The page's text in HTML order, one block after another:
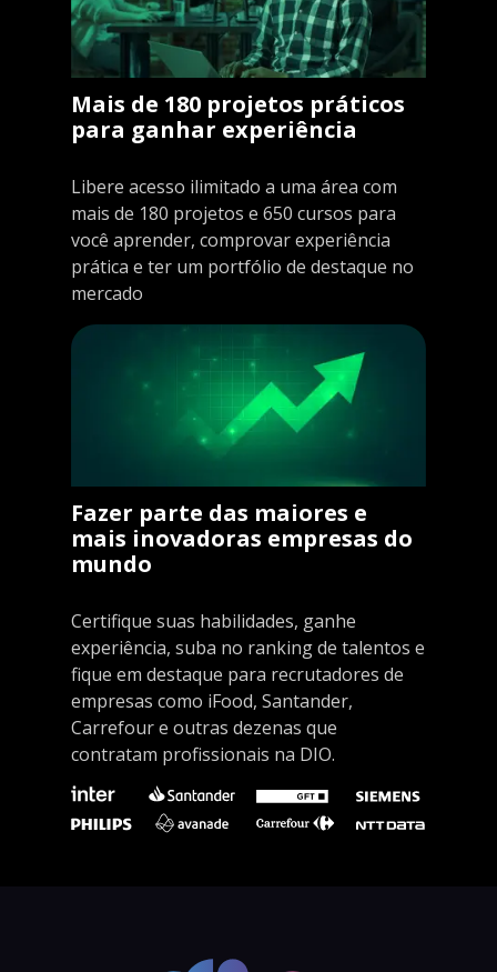
Mais de 180 projetos práticos
para ganhar experiência
Libere acesso ilimitado a uma área com
mais de 180 projetos e 650 cursos para
você aprender, comprovar experiência
prática e ter um portfólio de destaque no
mercado
Fazer parte das maiores e
mais inovadoras empresas do
mundo
Certifique suas habilidades, ganhe
experiência, suba no ranking de talentos e
fique em destaque para recrutadores de
empresas como iFood, Santander,
Carrefour e outras dezenas que
contratam profissionais na DIO.